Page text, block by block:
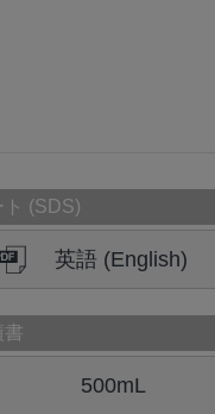
(SDS)
英語 (English)
書
500mL